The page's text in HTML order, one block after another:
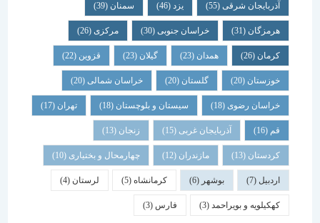
آذربایجان شرقی(55) یزد سمنان (39)
هرمزگان(31) خراسان جنوبی(30) مرکزی (26)
همدان گیلان قزوین
خوزستان(20) گلستان (20) خراسان شمالی(20)
خراسان رضوی(18) سیستان و بلوچستان(18) تهران
آذربایجان غربی(15) زنجان
کردستان(13) مازندران(12) چهارمحال و بختیاری (10)
بوشهر کرمانشاه(5) لرستان (4)
کهکیلویه و بویراحمد(3) فارس